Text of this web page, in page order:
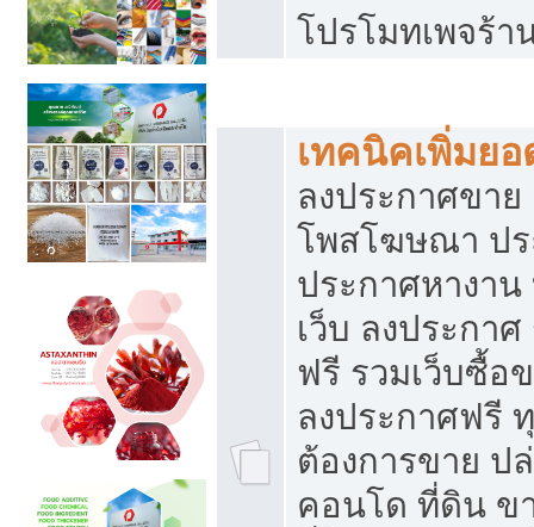
โปรโมทเพจร้า
เทคนิคเพิ่มย
ลงประกาศขา
โพสโฆษณา ป
ประกาศหางา
เว็บ ลงประกา
ฟรี รวมเว็บซื้อ
ลงประกาศฟรี
ต้องการขาย ป
คอนโด ที่ดิน ข